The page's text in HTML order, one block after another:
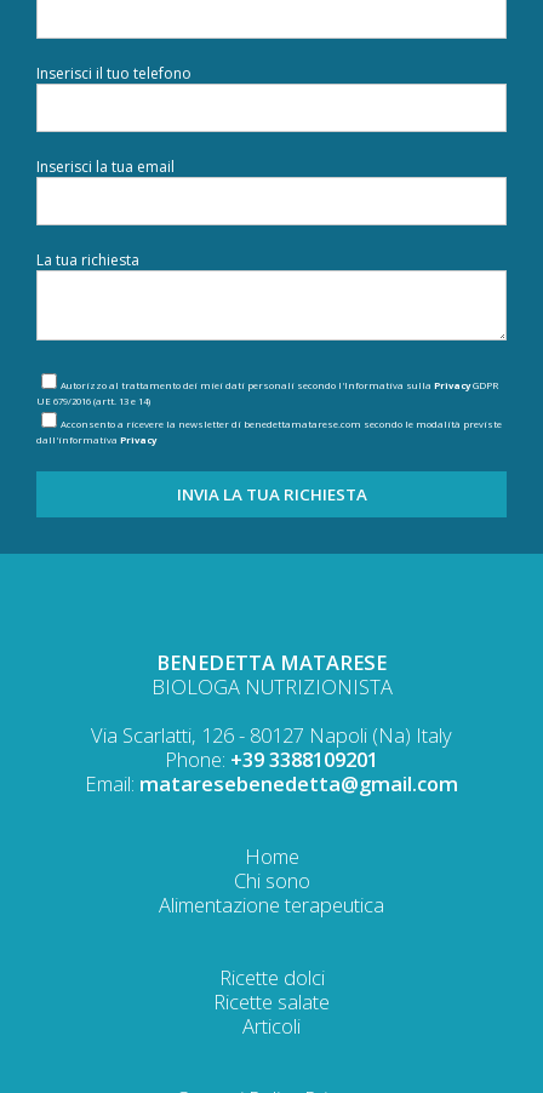
Inserisci il tuo telefono
Inserisci la tua email
La tua richiesta
Autorizzo al trattamento dei miei dati personali secondo l'Informativa sulla PrivacyGDPR
UE 679/2016 (artt. 13 e 14)
Acconsento a ricevere la newsletter di benedettamatarese.com secondo le modalità previste
dall'informativa Privacy
BENEDETTA MATARESE
BIOLOGA NUTRIZIONISTA
Via Scarlatti, 126 - 80127 Napoli (Na) Italy
Phone: +39 3388109201
Email: mataresebenedetta@gmail.com
Home
Chi sono
Alimentazione terapeutica
Ricette dolci
Ricette salate
Articoli